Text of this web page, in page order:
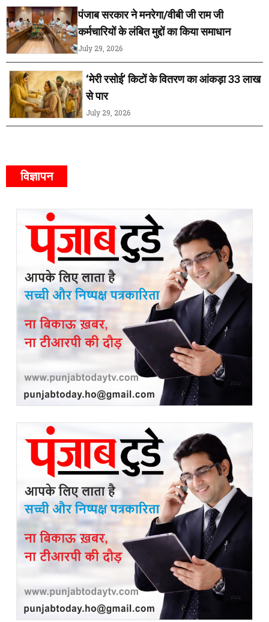
पंजाब सरकार ने मनरेगा/वीबी जी राम जी
कर्मचारियों के लंबित मुद्दों का किया समाधान
July 29, 2026
‘मेरी रसोई’ किटों के वितरण का आंकड़ा 33 लाख
से पार
July 29, 2026
विज्ञापन